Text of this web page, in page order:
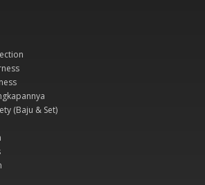
(Baju & Set)